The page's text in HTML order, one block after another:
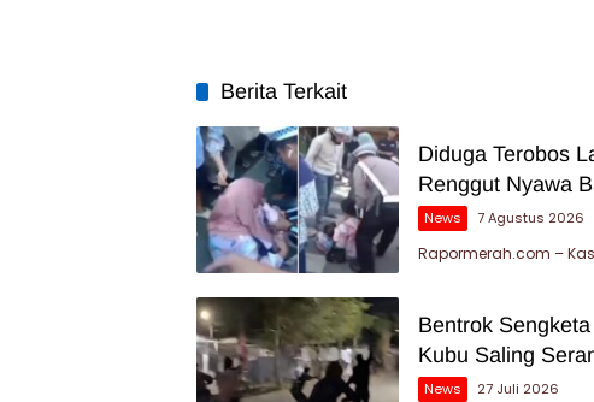
Berita Terkait
Diduga Terobos
Renggut Nyawa
News 7 Agustus 2026
Rapormerah.com –
Bentrok
Kubu Saling
News 27 Juli 2026